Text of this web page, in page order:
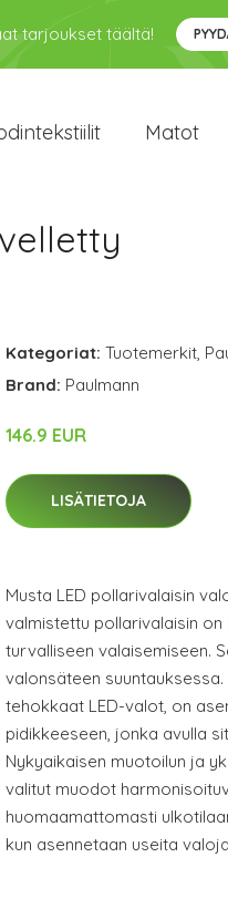
tarjoukset täältä!
Matot
Kategoriat: Tuotemerkit,
Brand: Paulmann
146.9 EUR
LISÄTIETOJA
Musta LED pollarivalaisin
valmistettu pollarivalaisin on
turvalliseen valaisemiseen.
valonsäteen
tehokkaat LED-valot, on
pidikkeeseen, jonka avulla
Nykyaikaisen muotoilun ja
valitut muodot
huomaamattomasti
kun asennetaan useita